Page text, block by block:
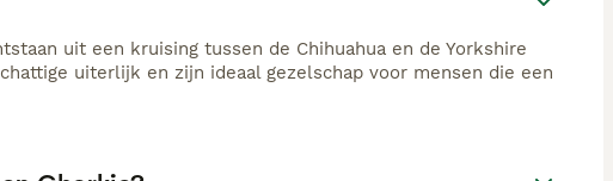
uit een kruising tussen de Chihuahua en de Yorkshire
uiterlijk en zijn ideaal gezelschap voor mensen die een